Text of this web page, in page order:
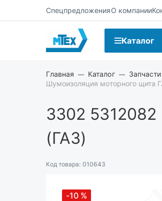
СпецпредложенияО компании
Каталог
Главная Каталог Запчасти
Шумоизоляция моторного щита
3302 5312082
(ГАЗ)
Код товара: 010643
-10 %